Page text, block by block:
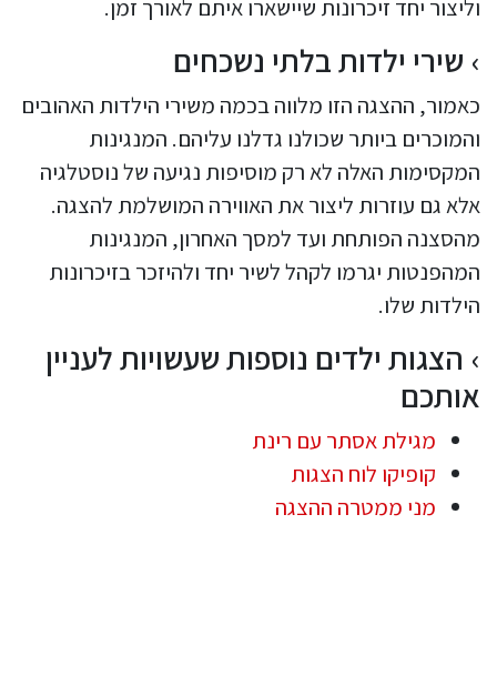
וליצור יחד זיכרונות שיישארו איתם לאורך זמן.
שירי ילדות בלתי נשכחים
כאמור, ההצגה הזו מלווה בכמה משירי הילדות האהובים
והמוכרים ביותר שכולנו גדלנו עליהם. המנגינות
המקסימות האלה לא רק מוסיפות נגיעה של נוסטלגיה
אלא גם עוזרות ליצור את האווירה המושלמת להצגה.
מהסצנה הפותחת ועד למסך האחרון, המנגינות
המהפנטות יגרמו לקהל לשיר יחד ולהיזכר בזיכרונות
הילדות שלו.
הצגות ילדים נוספות שעשויות לעניין
אותכם
מגילת אסתר עם רינת
קופיקו לוח הצגות
מני ממטרה ההצגה